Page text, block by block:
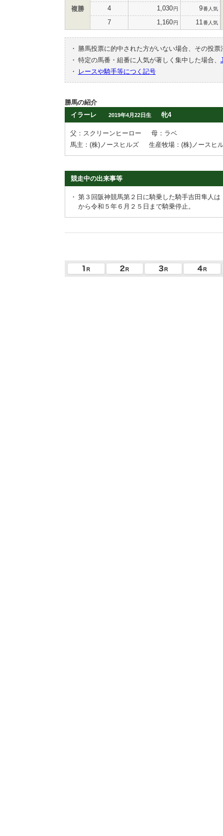
複勝 4 1,030円 9番人気
7 1,160円 11 番人気
・
勝馬投票に的中された方がいない場合、その投
・ 特定の馬番・組番に人気が著しく集中した場合、
・
レースや騎手等につく記号
勝馬の紹介
イラーレ
2019年4月22日生 牝4
父：スクリーンヒーロー
母：ラベ
馬主：(株)ノースヒルズ
生産牧場：(株)ノースヒ
競走中の出来事等
・ 第３回阪神競馬第２日に騎乗した騎手吉田隼人
から令和５年６月２５日まで騎乗停止。